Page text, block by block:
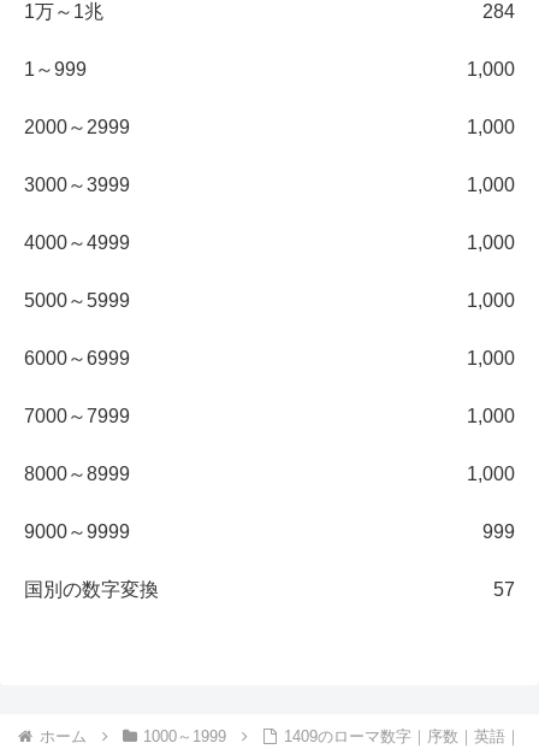
1万～1兆 284
1～999 1,000
2000～2999 1,000
3000～3999 1,000
4000～4999 1,000
5000～5999 1,000
6000～6999 1,000
7000～7999 1,000
8000～8999 1,000
9000～9999 999
国別の数字変換 57
ホーム 1000～1999 1409のローマ数字｜序数｜英語｜